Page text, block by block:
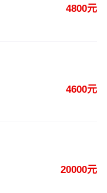
4800元
4600元
20000元